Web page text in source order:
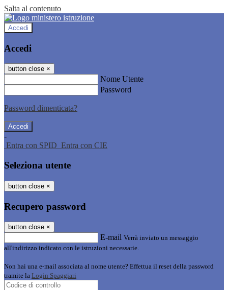
Salta al contenuto
Accedi
Accedi
button close ×
Nome Utente
Password
Password dimenticata?
-
Entra con SPID Entra con CIE
Seleziona utente
button close ×
Recupero password
button close ×
E-mail Verrà inviato un messaggio
all'indirizzo indicato con le istruzioni necessarie.
Non hai una e-mail associata al nome utente? Effettua il reset della password
tramite la Login Spaggiari